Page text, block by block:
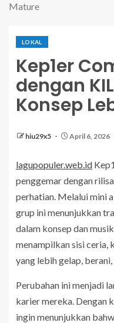
Mature
LOKAL
Kep1er
dengan
Konsep
hiu29x5 April 6, 2026
lagupopuler.web.id
penggemar dengan
perhatian. Melalui mini
grup ini menunjukkan
dalam konsep dan
menampilkan sisi ceria,
yang lebih gelap,
Perubahan ini menjadi
karier mereka. Dengan
ingin menunjukkan